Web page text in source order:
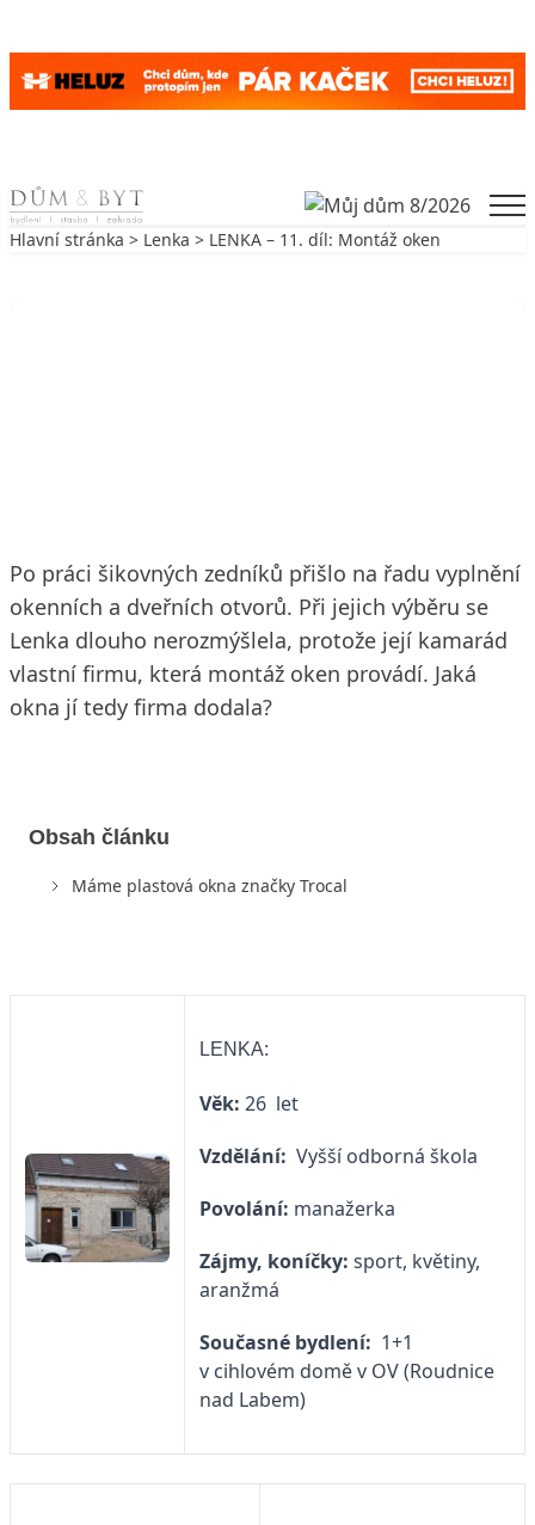
Skip to content
Hlavní stránka > Lenka > LENKA – 11. díl: Montáž oken
Po práci šikovných zedníků přišlo na řadu vyplnění
okenních a dveřních otvorů. Při jejich výběru se
Lenka dlouho nerozmýšlela, protože její kamarád
vlastní firmu, která montáž oken provádí. Jaká
okna jí tedy firma dodala?
Obsah článku
Máme plastová okna značky Trocal
LENKA:
Věk: 26 let
Vzdělání: Vyšší odborná škola
Povolání: manažerka
Zájmy, koníčky: sport, květiny,
aranžmá
Současné bydlení: 1+1
v cihlovém domě v OV (Roudnice
nad Labem)